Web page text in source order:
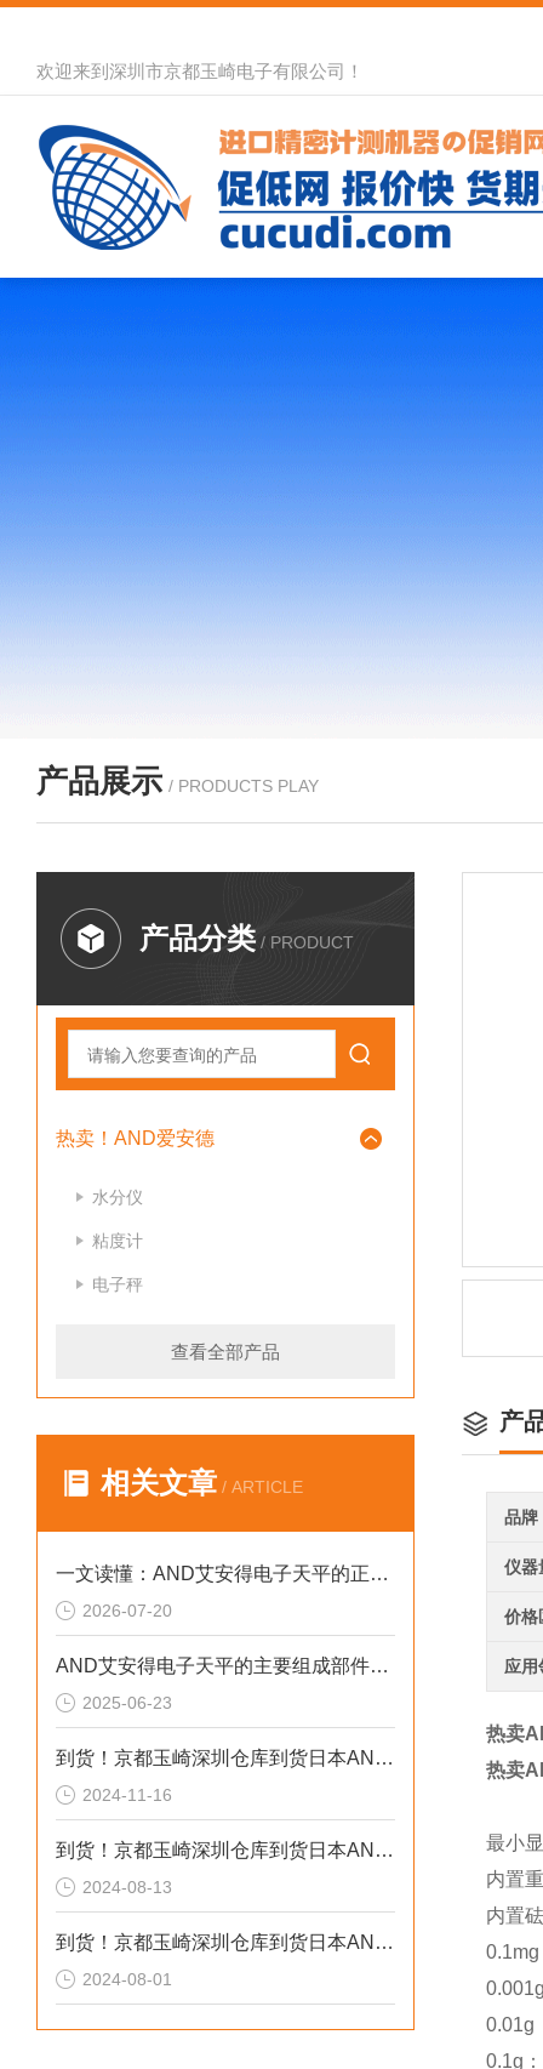
欢迎来到深圳市京都玉崎电子有限公司！
产品展示 / PRODUCTS PLAY
产品分类 / PRODUCT
热卖！AND爱安德
水分仪
粘度计
电子秤
查看全部产品
相关文章 / ARTICLE
一文读懂：AND艾安得电子天平的正确使用方法与避坑技巧
2026-07-20
AND艾安得电子天平的主要组成部件功能特点分享
2025-06-23
到货！京都玉崎深圳仓库到货日本AND电子秤GX-2000
2024-11-16
到货！京都玉崎深圳仓库到货日本AND高精度电子秤GX -10001A
2024-08-13
到货！京都玉崎深圳仓库到货日本AND电子秤GX-6002A
2024-08-01
产
品牌
仪器
价格
应用
热卖
热卖
最小
内置
内置
0.01g
0.1g